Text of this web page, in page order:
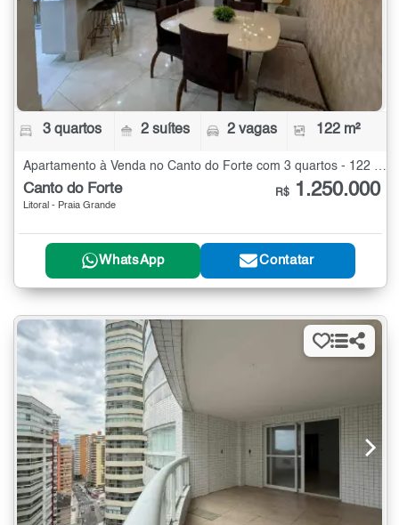
3 quartos 2 suítes 2 vagas 122 m²
Canto do Forte
Litoral - Praia Grande
R$ 1.250.000
WhatsApp Contatar